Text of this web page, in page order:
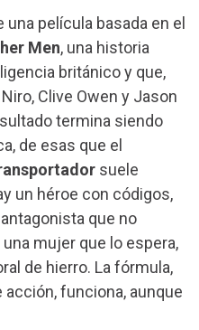
película basada en el
Men, una historia
británico y que,
Clive Owen y Jason
termina siendo
de esas que el
suele
un héroe con códigos,
que no
mujer que lo espera,
de hierro. La fórmula,
funciona, aunque